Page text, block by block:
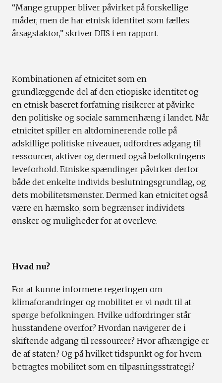
“Mange grupper bliver påvirket på forskellige
måder, men de har etnisk identitet som fælles
årsagsfaktor,” skriver DIIS i en rapport.
Kombinationen af etnicitet som en
grundlæggende del af den etiopiske identitet og
en etnisk baseret forfatning risikerer at påvirke
den politiske og sociale sammenhæng i landet. Når
etnicitet spiller en altdominerende rolle på
adskillige politiske niveauer, udfordres adgang til
ressourcer, aktiver og dermed også befolkningens
leveforhold. Etniske spændinger påvirker derfor
både det enkelte individs beslutningsgrundlag, og
dets mobilitetsmønster. Dermed kan etnicitet også
være en hæmsko, som begrænser individets
ønsker og muligheder for at overleve.
Hvad nu?
For at kunne informere regeringen om
klimaforandringer og mobilitet er vi nødt til at
spørge befolkningen. Hvilke udfordringer står
husstandene overfor? Hvordan navigerer de i
skiftende adgang til ressourcer? Hvor afhængige er
de af staten? Og på hvilket tidspunkt og for hvem
betragtes mobilitet som en tilpasningsstrategi?